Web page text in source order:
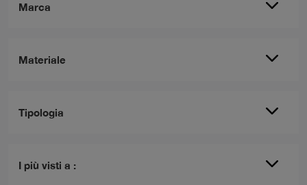
Marca
Materiale
Tipologia
I più visti a :